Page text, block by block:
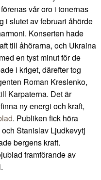
vår oro i tonernas
i slutet av februari åhörde
Konserten hade
till åhörarna, och Ukraina
en tyst minut för de
i kriget, därefter tog
Roman Kreslenko,
Karpaterna. Det är
ny energi och kraft,
. Publiken fick höra
Stanislav Ljudkevytj
bergens kraft.
framförande av